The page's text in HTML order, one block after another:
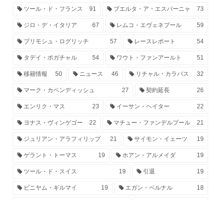
ツール・ド・フランス 91 ブエルタ・ア・エスパーニャ 73
ジロ・デ・イタリア 67 レムコ・エヴェネプール 59
プリモシュ・ログリッチ 57 レースレポート 54
タデイ・ポガチャル 54 ワウト・ファンアールト 51
移籍情報 50 ニュース 46 リチャル・カラパス 32
マーク・カベンディッシュ 27 契約延長 26
エンリク・マス 23 イーサン・ヘイター 22
ヨナス・ヴィンゲゴー 22 マチュー・ファンデルプール 21
ジュリアン・アラフィリップ 21 サイモン・イェーツ 19
ゲラント・トーマス 19 ホアン・アルメイダ 19
ツール・ド・スイス 19 引退 19
ビニヤム・ギルマイ 19 エガン・ベルナル 18